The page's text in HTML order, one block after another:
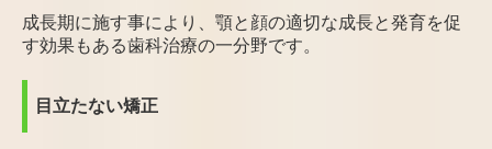
成長期に施す事により、顎と顔の適切な成長と発育を促
す効果もある歯科治療の一分野です。
目立たない矯正